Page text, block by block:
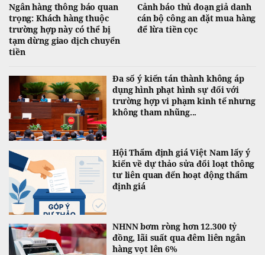
Ngân hàng thông báo quan
trọng: Khách hàng thuộc
trường hợp này có thể bị
tạm dừng giao dịch chuyển
tiền
Cảnh báo thủ đoạn giả danh
cán bộ công an đặt mua hàng
để lừa tiền cọc
Đa số ý kiến tán thành không áp
dụng hình phạt hình sự đối với
trường hợp vi phạm kinh tế nhưng
không tham nhũng...
Hội Thẩm định giá Việt Nam lấy ý
kiến về dự thảo sửa đổi loạt thông
tư liên quan đến hoạt động thẩm
định giá
NHNN bơm ròng hơn 12.300 tỷ
đồng, lãi suất qua đêm liên ngân
hàng vọt lên 6%